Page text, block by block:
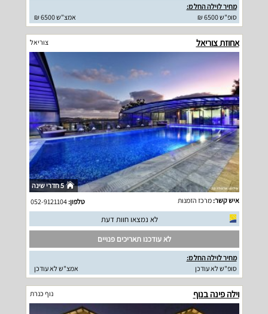
מחיר לוילה החל מ:
סופ"ש 6500 ₪
אמצ"ש 6500 ₪
אחוזת צוריאל צוריאל
5 חדרי שינה
איש קשר:מרכז הזמנות טלפון:052-9121104
לא נמצאו חוות דעת
לא עודכנו תאריכים פנויים
מחיר לוילה החל מ:
סופ"ש לא עודכן
אמצ"ש לא עודכן
וילה פינה בנוף נוף כנרת